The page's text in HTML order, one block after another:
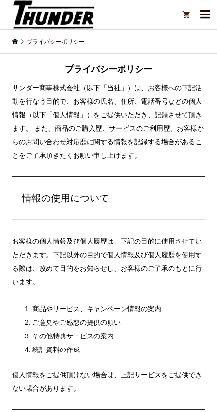

プライバシーポリシー
プライバシーポリシー
サンダー商事株式会社（以下「当社」）は、お客様への下記活
動を行なう目的で、お客様の氏名、住所、電話番号などの個人
情報（以下「個人情報」）をご提供いただき、記録させて頂き
ます。 また、商品のご購入歴、サービスのご利用歴、お客様か
らのお問い合わせ対応歴に関する情報を記録する場合があるこ
とをご了承頂きたくお願い申し上げます。
情報の使用について
お客様の個人情報及び個人履歴は、下記の目的に使用させてい
ただきます。下記以外の目的で個人情報及び個人履歴を使用す
る際は、改めて目的をお知らせし、お客様のご了承のもとに行
います。
商品やサービス、キャンペーン情報の案内
ご意見やご感想の提供の願い
その他特典サービスの案内
統計資料の作成
個人情報をご提供頂けない場合は、上記サービスをご提供でき
ない場合があります。